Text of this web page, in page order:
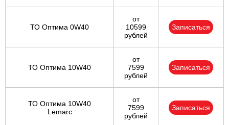
ТО Оптима 0W40
от
10599
рублей
Записаться
ТО Оптима 10W40
от
7599
рублей
Записаться
ТО Оптима 10W40
Lemarc
от
7599
рублей
Записаться